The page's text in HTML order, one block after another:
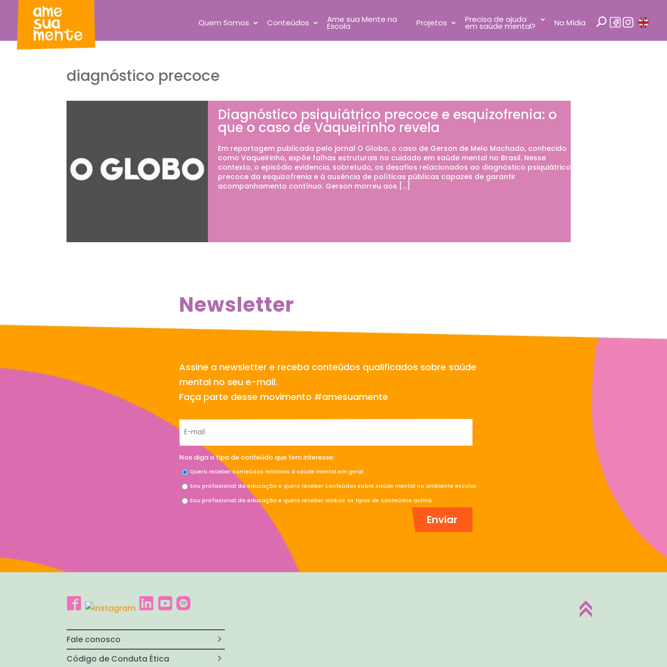
Quem Somos Conteúdos Ame sua Mente na
Escola Projetos Precisa de ajuda
em saúde mental? Na Mídia
diagnóstico precoce
Diagnóstico psiquiátrico precoce e esquizofrenia: o
que o caso de Vaqueirinho revela
Em reportagem publicada pelo jornal O Globo, o caso de Gerson de Melo Machado, conhecido
como Vaqueirinho, expõe falhas estruturais no cuidado em saúde mental no Brasil. Nesse
contexto, o episódio evidencia, sobretudo, os desafios relacionados ao diagnóstico psiquiátrico
precoce da esquizofrenia e à ausência de políticas públicas capazes de garantir
acompanhamento contínuo. Gerson morreu aos […]
Newsletter
Assine a newsletter e receba conteúdos qualificados sobre saúde
mental no seu e-mail.
Faça parte desse movimento #amesuamente
Nos diga o tipo de conteúdo que tem interesse:
Quero receber conteúdos relativos à saúde mental em geral.
Sou profissional da educação e quero receber conteúdos sobre saúde mental no ambiente escolar.
Sou profissional da educação e quero receber ambos os tipos de conteúdos acima.
Fale conosco
Código de Conduta Ética